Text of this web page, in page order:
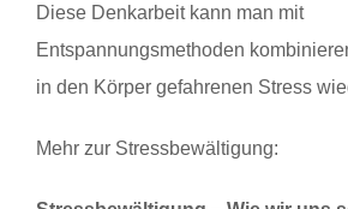
Diese Denkarbeit kann man mit
Entspannungsmethoden
in den Körper gefahrenen Stress
Mehr zur Stressbewältigung: